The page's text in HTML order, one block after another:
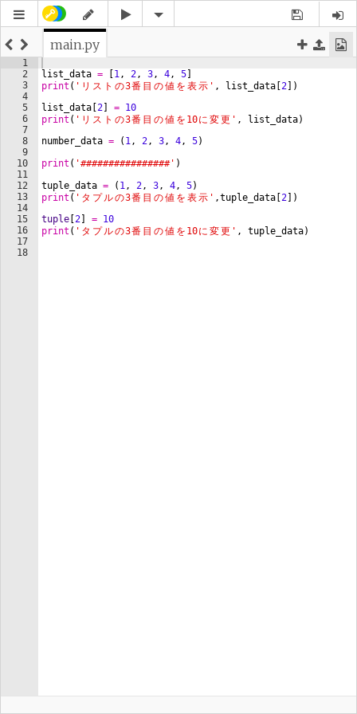
main.py
1
2
3
4
5
6
7
8
9
10
11
12
13
14
15
16
17
18
list_data = 1, 2, 3, 4, 5
print ( ' リ ス ト の3番 目 の値 を 表示 ' , list_data 2 ])
list_data 2 = 10
print ( ' リ ス ト の3番 目 の値 を 10に 変更 ' , list_data)
number_data = ( 1, 2, 3, 4, 5)
print ( '################' )
tuple_data = ( 1, 2, 3, 4, 5)
print ( ' タ プ ルの3番 目 の値 を 表示 ' ,tuple_data 2 ])
tuple 2 = 10
print ( ' タ プ ルの3番 目 の値 を 10に 変更 ' , tuple_data)